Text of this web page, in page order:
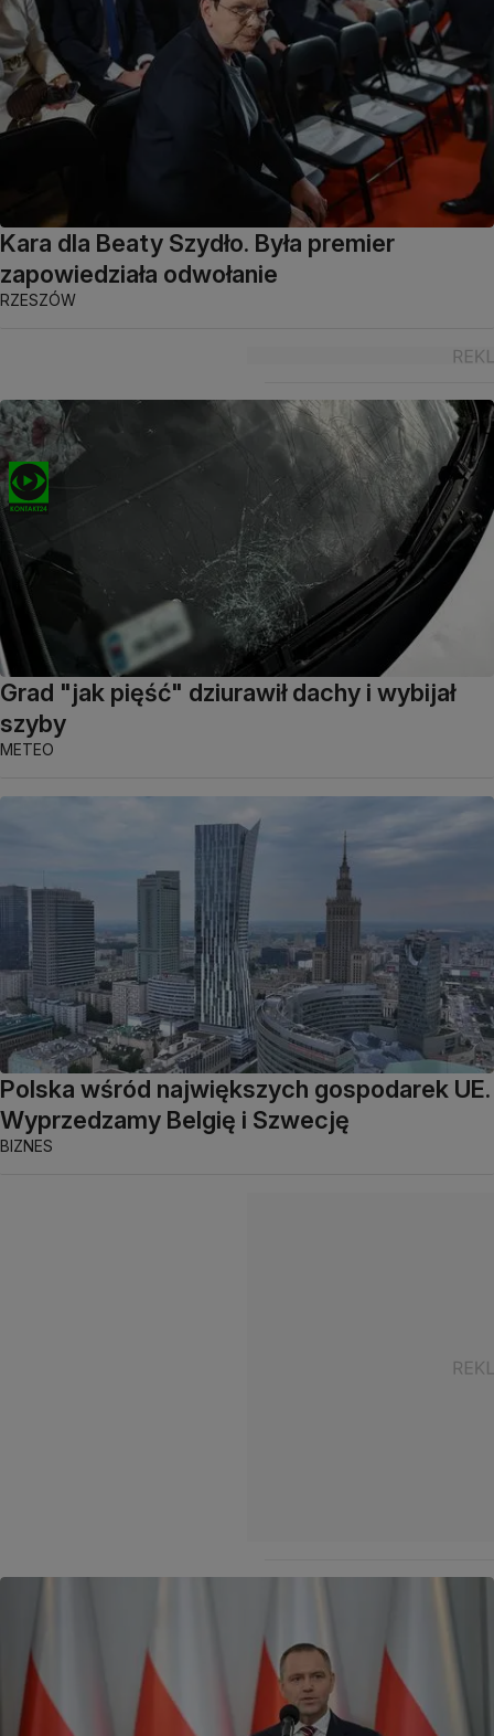
Kara dla Beaty Szydło. Była premier
zapowiedziała odwołanie
RZESZÓW
Grad "jak pięść" dziurawił dachy i wybijał
szyby
METEO
Polska wśród największych gospodarek UE.
Wyprzedzamy Belgię i Szwecję
BIZNES